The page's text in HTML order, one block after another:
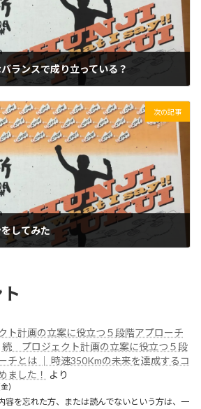
ランスで成り立っている？
次の記事
してみた
ト計画の立案に役立つ５段階アプローチ
続 プロジェクト計画の立案に役立つ５段
チとは │ 時速350Kmの未来を達成するコ
ました！
より
)
容を忘れた方、または読んでないという方は、一